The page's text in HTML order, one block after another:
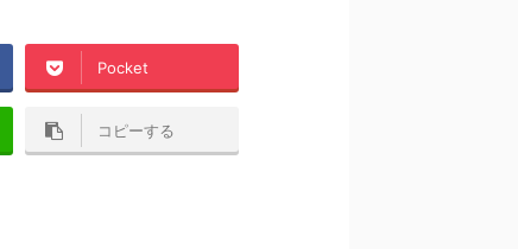
Pocket
コピーする